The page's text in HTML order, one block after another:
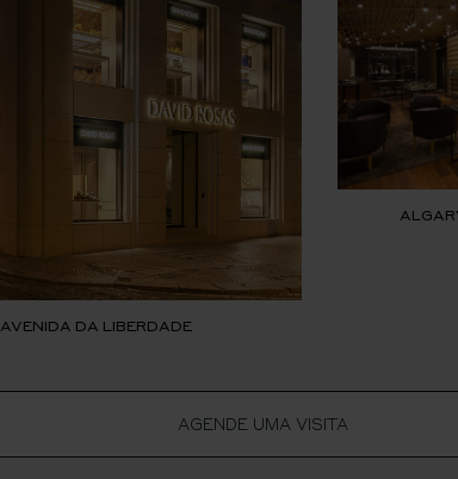
DA LIBERDADE
AGENDE UMA VISITA